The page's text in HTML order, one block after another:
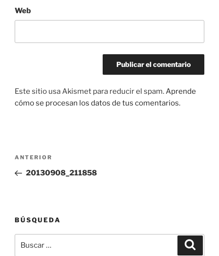
Web
Este sitio usa Akismet para reducir el spam.Aprende
cómo se procesan los datos de tus comentarios.
Navegación
entradas
Entrada
anterior:
ANTERIOR
20130908_211858
BÚSQUEDA
por: